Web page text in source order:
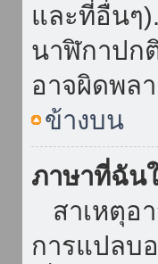
และที่อื่นๆ
นาฬิกาปก
อาจผิดพล
ข้างบน
ภาษาที่ฉัน
สาเหตุอ
การแปลบ